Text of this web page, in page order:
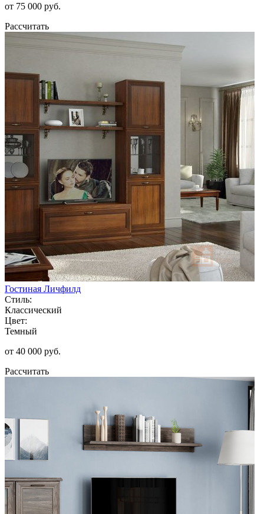
от 75 000 руб.
Рассчитать
Гостиная Личфилд
Стиль:
Классический
Цвет:
Темный
от 40 000 руб.
Рассчитать